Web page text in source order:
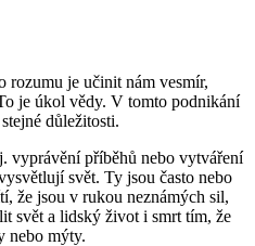
rozumu je učinit nám vesmír,
je úkol vědy. V tomto podnikání
důležitosti.
vyprávění příběhů nebo vytváření
svět. Ty jsou často nebo
že jsou v rukou neznámých sil,
svět a lidský život i smrt tím, že
nebo mýty.